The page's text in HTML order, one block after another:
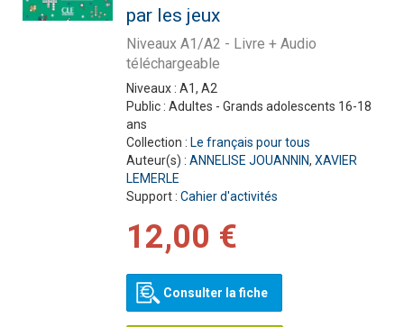
par les jeux
Niveaux A1/A2 - Livre + Audio
téléchargeable
Niveaux : A1, A2
Public : Adultes - Grands adolescents 16-18
ans
Collection : Le français pour tous
Auteur(s) : ANNELISE JOUANNIN, XAVIER
LEMERLE
Support : Cahier d'activités
12,00 €
Consulter la fiche